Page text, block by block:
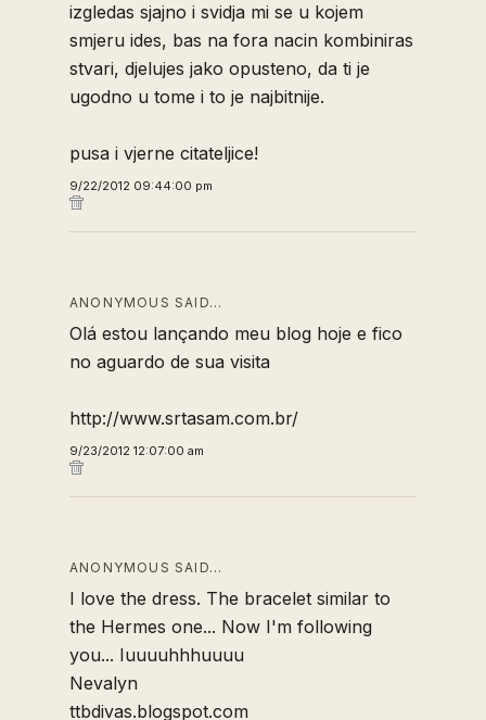
izgledas sjajno i svidja mi se u kojem
smjeru ides, bas na fora nacin kombiniras
stvari, djelujes jako opusteno, da ti je
ugodno u tome i to je najbitnije.
pusa i vjerne citateljice!
9/22/2012 09:44:00 pm
ANONYMOUS SAID…
Olá estou lançando meu blog hoje e fico
no aguardo de sua visita
http://www.srtasam.com.br/
9/23/2012 12:07:00 am
ANONYMOUS SAID…
I love the dress. The bracelet similar to
the Hermes one... Now I'm following
you... Iuuuuhhhuuuu
Nevalyn
ttbdivas.blogspot.com